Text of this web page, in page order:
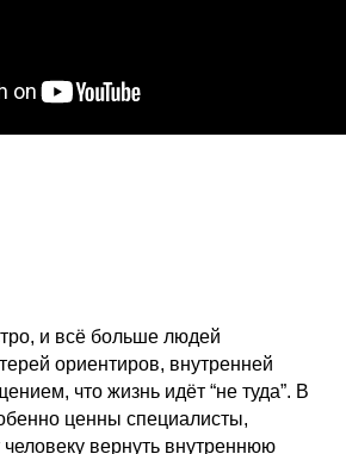
и всё больше людей
ориентиров, внутренней
что жизнь идёт “не туда”. В
ценны специалисты,
вернуть внутреннюю